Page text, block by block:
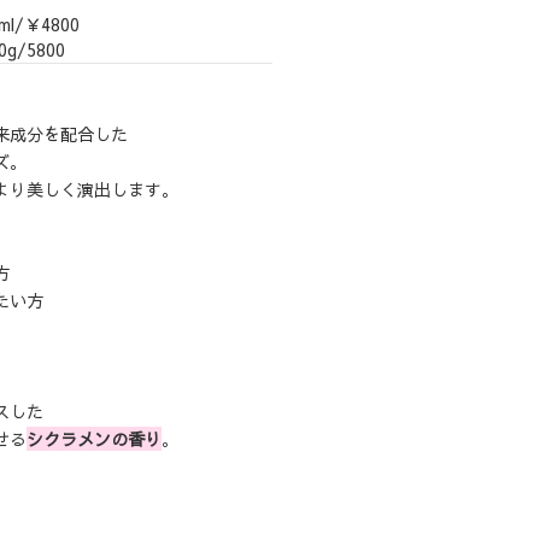
750ml/￥4800
5800
成分を配合した
美しく演出します。
い方
した
るシクラメンの香り 。